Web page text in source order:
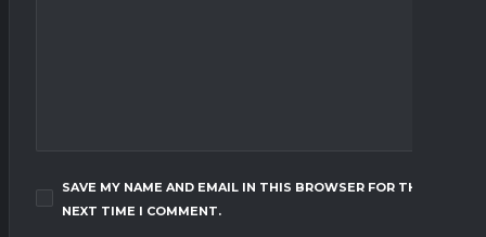
SAVE MY NAME AND EMAIL IN THIS BROWSER FOR THE
NEXT TIME I COMMENT.